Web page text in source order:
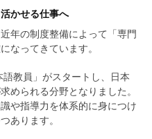
かせる仕事へ
年の制度整備によって「専門
なってきています。
教員」がスタートし、日本
められる分野となりました。
や指導力を体系的に身につけ
あります。